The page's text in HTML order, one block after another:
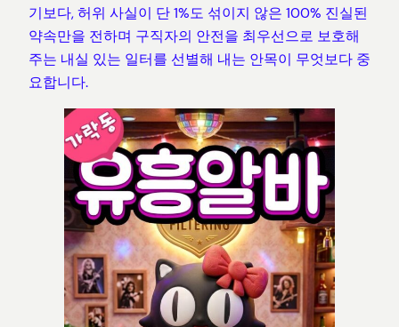
기보다, 허위 사실이 단 1%도 섞이지 않은 100% 진실된
약속만을 전하며 구직자의 안전을 최우선으로 보호해
주는 내실 있는 일터를 선별해 내는 안목이 무엇보다 중
요합니다.